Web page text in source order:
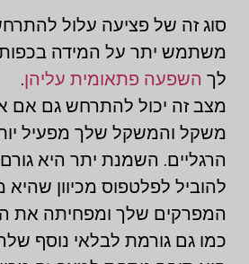
סוג זה של פציעה עלול
משתמש יתר על המידה בכפות
לך השפעה פתאומית עליהן.
מצב זה יכול להתרחש גם אם
משקל והמשקל שלך מפעיל
הרגליים. השמנת יתר היא
להוביל לפלטפוס מכיוון
המפרקים שלך ומפחיתה את
כמו גם גורמת לבלאי נוסף